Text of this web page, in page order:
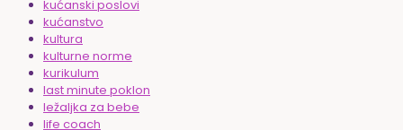
kućanski poslovi
kućanstvo
kultura
kulturne norme
kurikulum
last minute poklon
ležaljka za bebe
life coach